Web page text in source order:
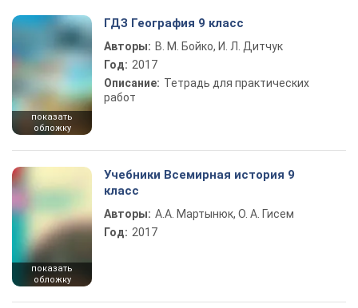
показать
обложку
ГДЗ География 9 класс
Авторы: В. М. Бойко, И. Л. Дитчук
Год: 2017
Описание: Тетрадь для практических
работ
показать
обложку
Учебники Всемирная история 9
класс
Авторы: А.А. Мартынюк, О. А. Гисем
Год: 2017